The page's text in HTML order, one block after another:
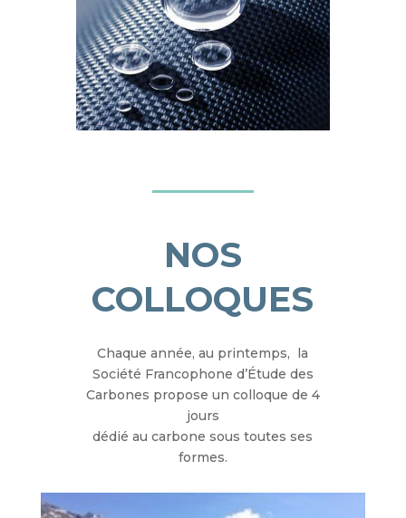
NOS
COLLOQUES
Chaque année, au printemps, la
Société Francophone d’Étude des
Carbones propose un colloque de 4
jours
dédié au carbone sous toutes ses
formes.